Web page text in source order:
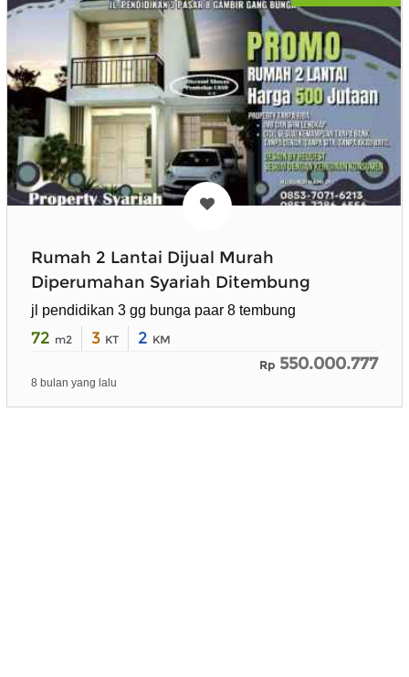
Rumah 2 Lantai Dijual Murah
Diperumahan Syariah Ditembung
jl pendidikan 3 gg bunga paar 8 tembung
72 m2 3 KT 2 KM
Rp 550.000.777
8 bulan yang lalu